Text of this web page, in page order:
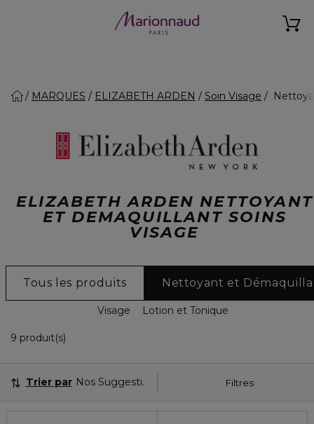
MARQUES ELIZABETH ARDEN Soin Visage
ELIZABETH ARDEN NETTOYANT
ET DEMAQUILLANT SOINS
VISAGE
Tous les produits Nettoyant et
Visage Lotion et Tonique
9 produit(s)
Filtres
Trier par Nos Suggestions